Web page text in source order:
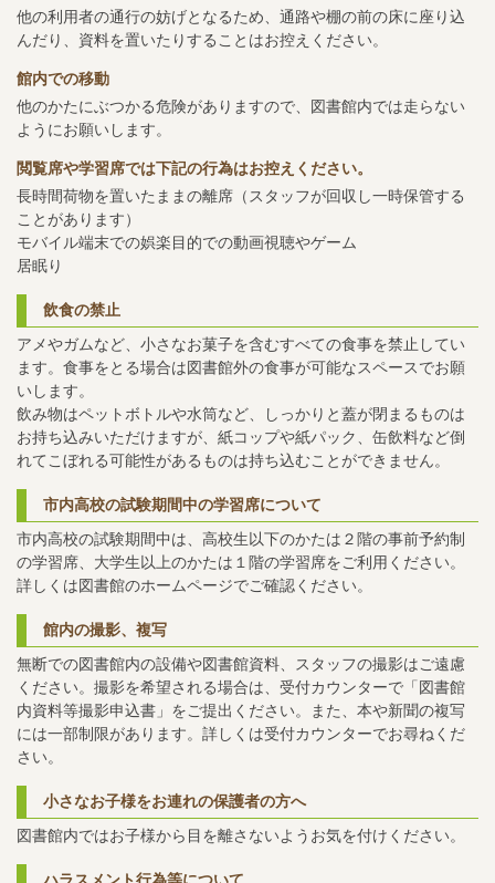
他の利用者の通行の妨げとなるため、通路や棚の前の床に座り込
んだり、資料を置いたりすることはお控えください。
館内での移動
他のかたにぶつかる危険がありますので、図書館内では走らない
ようにお願いします。
閲覧席や学習席では下記の行為はお控えください。
長時間荷物を置いたままの離席（スタッフが回収し一時保管する
ことがあります）
モバイル端末での娯楽目的での動画視聴やゲーム
居眠り
飲食の禁止
アメやガムなど、小さなお菓子を含むすべての食事を禁止してい
ます。食事をとる場合は図書館外の食事が可能なスペースでお願
いします。
飲み物はペットボトルや水筒など、しっかりと蓋が閉まるものは
お持ち込みいただけますが、紙コップや紙パック、缶飲料など倒
れてこぼれる可能性があるものは持ち込むことができません。
市内高校の試験期間中の学習席について
市内高校の試験期間中は、高校生以下のかたは２階の事前予約制
の学習席、大学生以上のかたは１階の学習席をご利用ください。
詳しくは図書館のホームページでご確認ください。
館内の撮影、複写
無断での図書館内の設備や図書館資料、スタッフの撮影はご遠慮
ください。撮影を希望される場合は、受付カウンターで「図書館
内資料等撮影申込書」をご提出ください。また、本や新聞の複写
には一部制限があります。詳しくは受付カウンターでお尋ねくだ
さい。
小さなお子様をお連れの保護者の方へ
図書館内ではお子様から目を離さないようお気を付けください。